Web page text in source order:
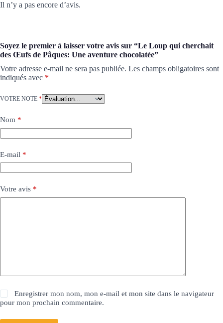
Il n’y a pas encore d’avis.
Soyez le premier à laisser votre avis sur “Le Loup qui cherchait
des Œufs de Pâques: Une aventure chocolatée”
Votre adresse e-mail ne sera pas publiée. Les champs obligatoires sont
indiqués avec *
VOTRE NOTE *
Nom *
E-mail *
Votre avis *
Enregistrer mon nom, mon e-mail et mon site dans le navigateur
pour mon prochain commentaire.